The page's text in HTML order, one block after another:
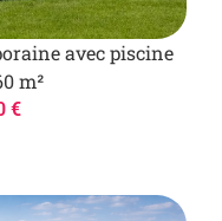
avec piscine
m²
€